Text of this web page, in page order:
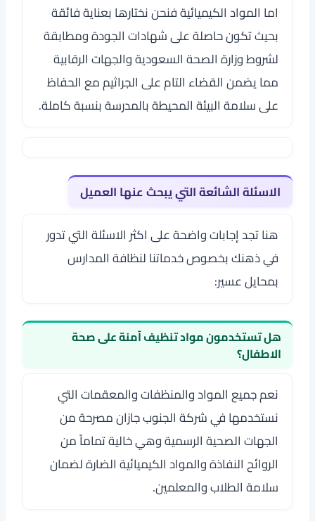
اما المواد الكيميائية فنحن نختارها بعناية فائقة
بحيث تكون حاصلة على شهادات الجودة ومطابقة
لشروط وزارة الصحة السعودية والجهات الرقابية
مما يضمن القضاء التام على الجراثيم مع الحفاظ
على سلامة البيئة المحيطة بالمدرسة بنسبة كاملة.
الاسئلة الشائعة التي يبحث عنها العميل
هنا تجد إجابات واضحة على اكثر الاسئلة التي تدور
في ذهنك بخصوص خدماتنا لنظافة المدارس
بمحايل عسير:
هل تستخدمون مواد تنظيف آمنة على صحة
الاطفال؟
نعم جميع المواد والمنظفات والمعقمات التي
نستخدمها في شركة الجنوب جازان مصرحة من
الجهات الصحية الرسمية وهي خالية تماماً من
الروائح النفاذة والمواد الكيميائية الضارة لضمان
سلامة الطلاب والمعلمين.